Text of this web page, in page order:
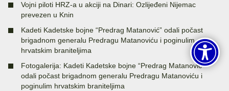
Vojni piloti HRZ-a u akciji na Dinari: Ozlijeđeni Nijemac
prevezen u Knin
Kadeti Kadetske bojne “Predrag Matanović” odali počast
brigadnom generalu Predragu Matanoviću i poginulim
hrvatskim braniteljima
Fotogalerija: Kadeti Kadetske bojne “Predrag Matanović”
odali počast brigadnom generalu Predragu Matanoviću i
poginulim hrvatskim braniteljima